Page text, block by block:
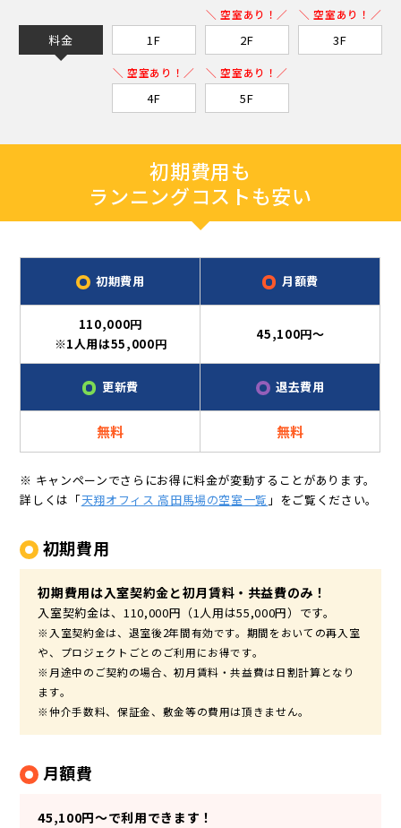
料金 1F
＼ 空室あり！／
2F
＼ 空室あり！／
3F
＼ 空室あり！／
4F
＼ 空室あり！／
5F
初期費用も
ランニングコストも安い
初期費用 月額費
110,000円
※1人用は55,000円
45,100円～
更新費 退去費用
無料 無料
※ キャンペーンでさらにお得に料金が変動することがあります。
詳しくは「天翔オフィス 高田馬場の空室一覧 」をご覧ください。
初期費用
初期費用は入室契約金と初月賃料・共益費のみ！
入室契約金は、110,000円（1人用は55,000円）です。
※入室契約金は、退室後2年間有効です。期間をおいての再入室
や、プロジェクトごとのご利用にお得です。
※月途中のご契約の場合、初月賃料・共益費は日割計算となり
ます。
※仲介手数料、保証金、敷金等の費用は頂きません。
月額費
45,100円～で利用できます！